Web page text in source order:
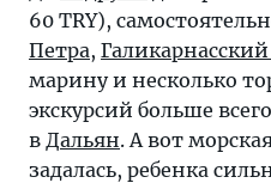
60 TRY),
Петра,
марину и несколько
экскурсий больше
в Дальян. А вот
задалась, ребенка